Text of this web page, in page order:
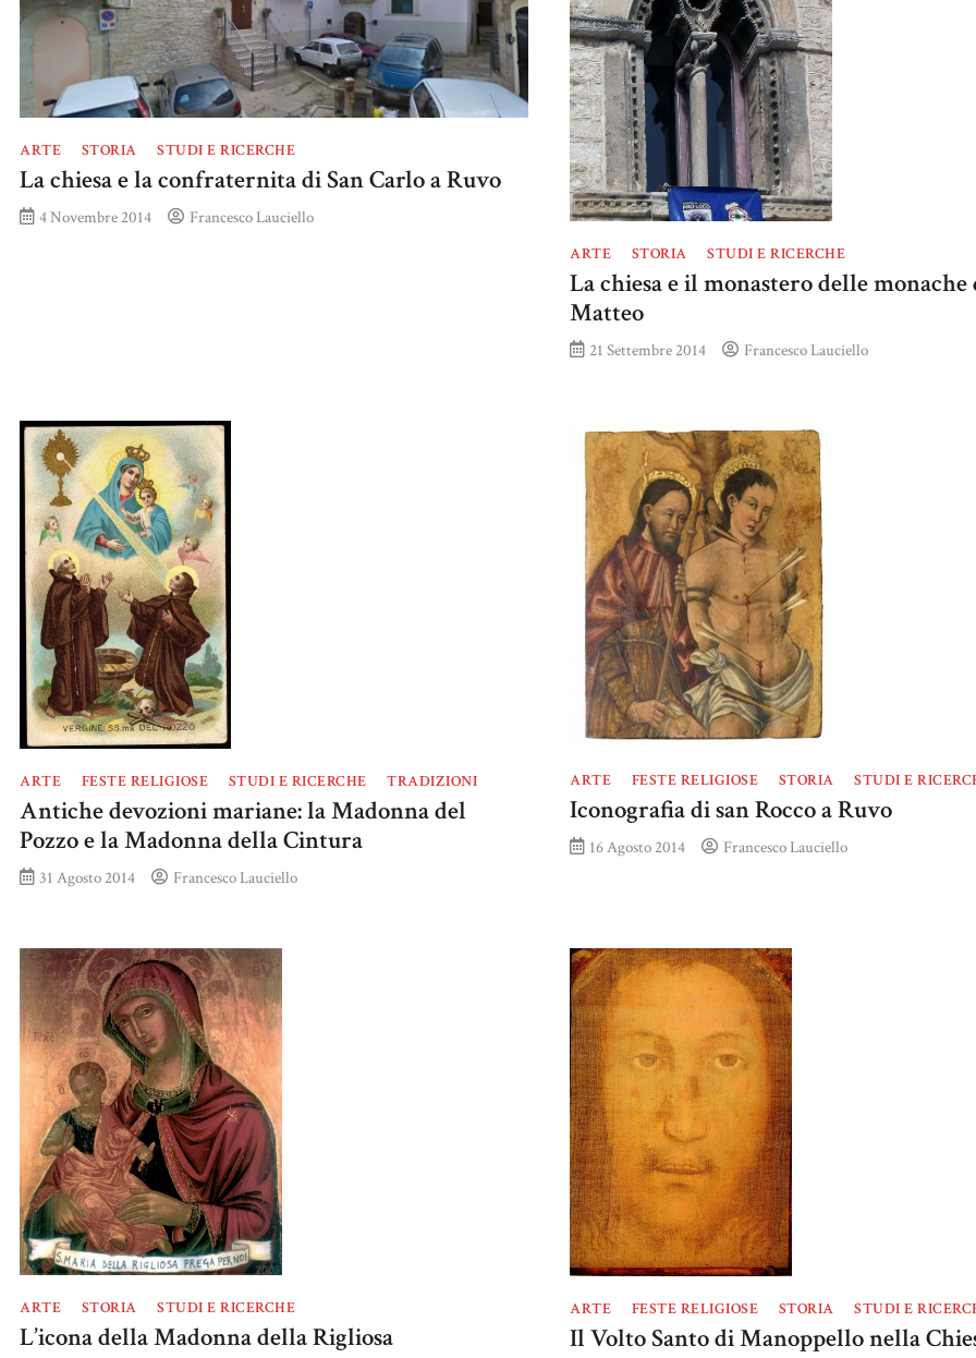
ARTE STORIA STUDI E RICERCHE
La chiesa e la confraternita di San Carlo a Ruvo
4 Novembre 2014 Francesco Lauciello
ARTE STORIA STUDI E RICERCHE
La chiesa e il monastero delle monache
Matteo
21 Settembre 2014 Francesco Lauciello
ARTE FESTE RELIGIOSE STUDI E RICERCHE TRADIZIONI
Antiche devozioni mariane: la Madonna del
Pozzo e la Madonna della Cintura
31 Agosto 2014 Francesco Lauciello
ARTE FESTE RELIGIOSE STORIA STUDI E
Iconografia di san Rocco a Ruvo
16 Agosto 2014 Francesco Lauciello
ARTE STORIA STUDI E RICERCHE
L’icona della Madonna della Rigliosa
ARTE FESTE RELIGIOSE STORIA STUDI E
Il Volto Santo di Manoppello nella